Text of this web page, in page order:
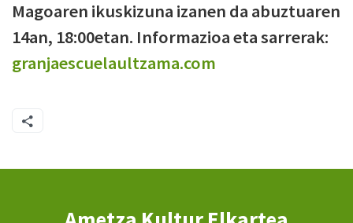
Magoaren ikuskizuna izanen da abuztuaren
14an, 18:00etan. Informazioa eta sarrerak:
granjaescuelaultzama.com